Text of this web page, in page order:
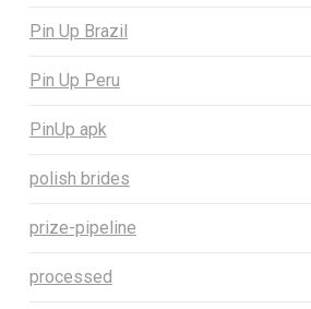
Pin Up Brazil
Pin Up Peru
PinUp apk
polish brides
prize-pipeline
processed